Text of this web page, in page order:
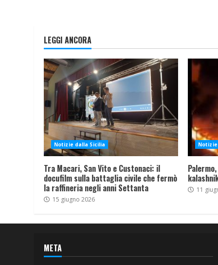
LEGGI ANCORA
Notizie dalla Sicilia
Tra Macari, San Vito e Custonaci: il
docufilm sulla battaglia civile che fermò
la raffineria negli anni Settanta
15 giugno 2026
11
META